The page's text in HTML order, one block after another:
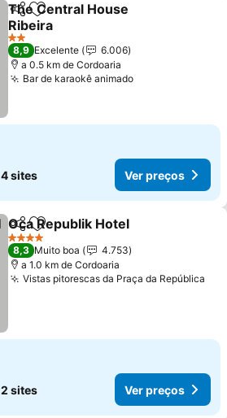
PartilharAdicionar aos favoritos
The Central House
Ribeira
2 Estrelas
8,9 Excelente
6.006
a 0.5 km de Cordoaria
Bar de karaokê animado
4 sites Ver preços
PartilharAdicionar aos favoritos
Oca Republik Hotel
4 Estrelas
8,3 Muito boa
4.753
a 1.0 km de Cordoaria
Vistas pitorescas da Praça da República
2 sites Ver preços